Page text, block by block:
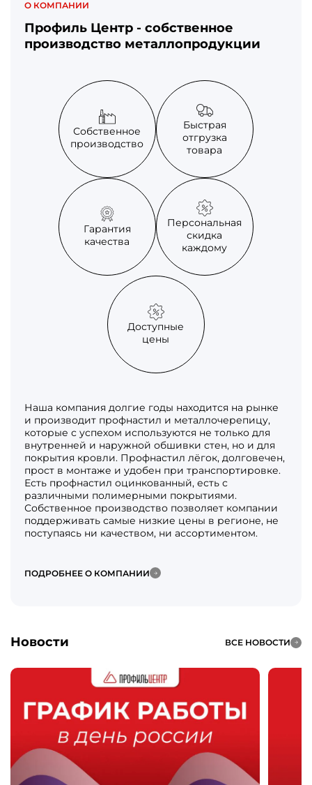
О КОМПАНИИ
Профиль Центр - собственное
производство металлопродукции
Собственное
производство
Быстрая
отгрузка
товара
Гарантия
качества
Персональная
скидка
каждому
Доступные
цены
Наша компания долгие годы находится на рынке
и производит профнастил и металлочерепицу,
которые с успехом используются не только для
внутренней и наружной обшивки стен, но и для
покрытия кровли. Профнастил лёгок, долговечен,
прост в монтаже и удобен при транспортировке.
Есть профнастил оцинкованный, есть с
различными полимерными покрытиями.
Собственное производство позволяет компании
поддерживать самые низкие цены в регионе, не
поступаясь ни качеством, ни ассортиментом.
ПОДРОБНЕЕ О КОМПАНИИ
Новости ВСЕ НОВОСТИ